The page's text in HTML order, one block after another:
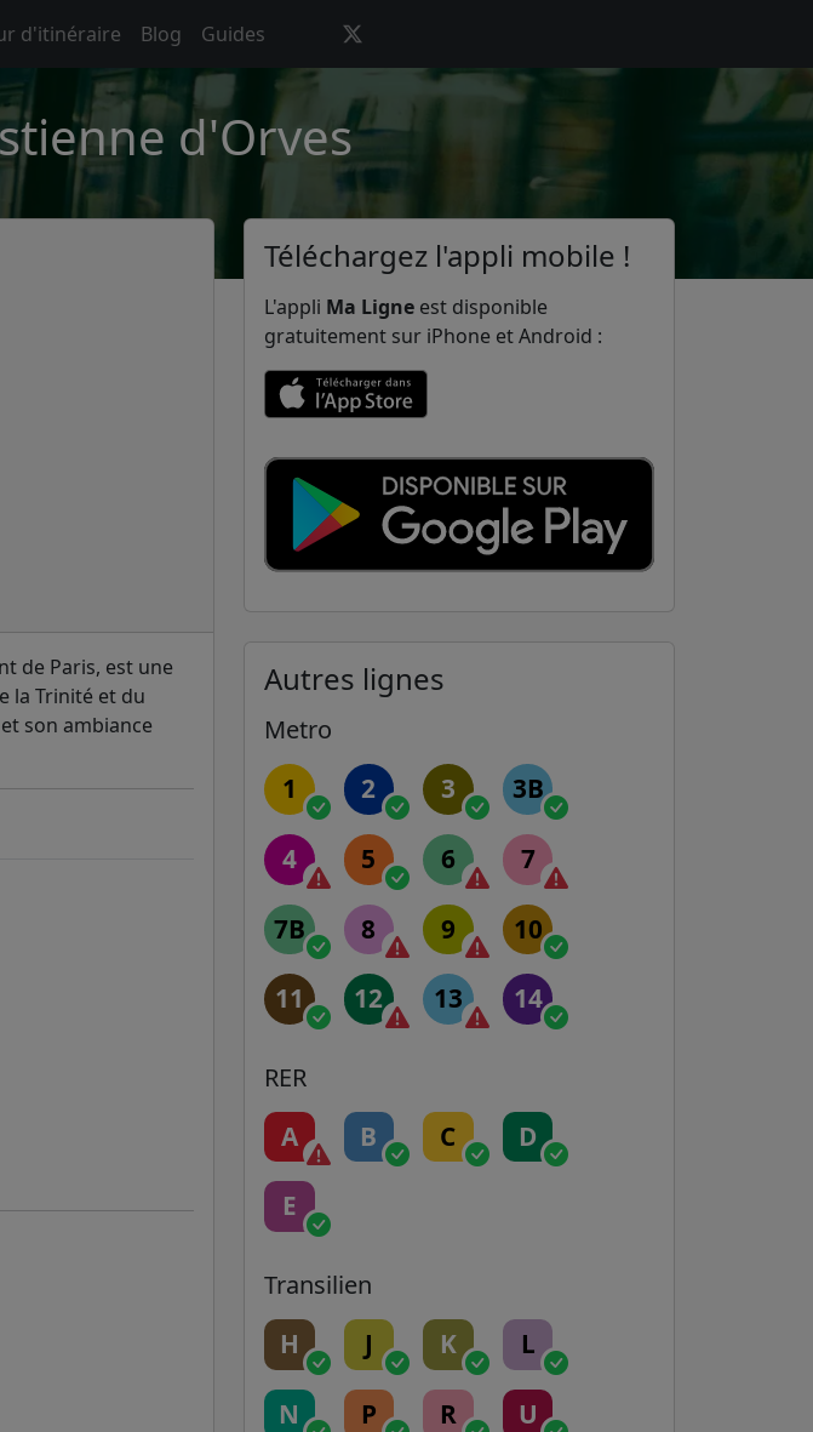
d'itinéraire Blog Guides
d'Orves
de Paris, est une
la Trinité et du
son ambiance
Téléchargez l'appli mobile !
L'appli Ma Ligne est disponible
gratuitement sur iPhone et Android :
Autres lignes
Metro
1 2 3 3B
4 5 6 7
7B 8 9 10
11 12 13 14
RER
A B C D
E
Transilien
H J K L
N P R U